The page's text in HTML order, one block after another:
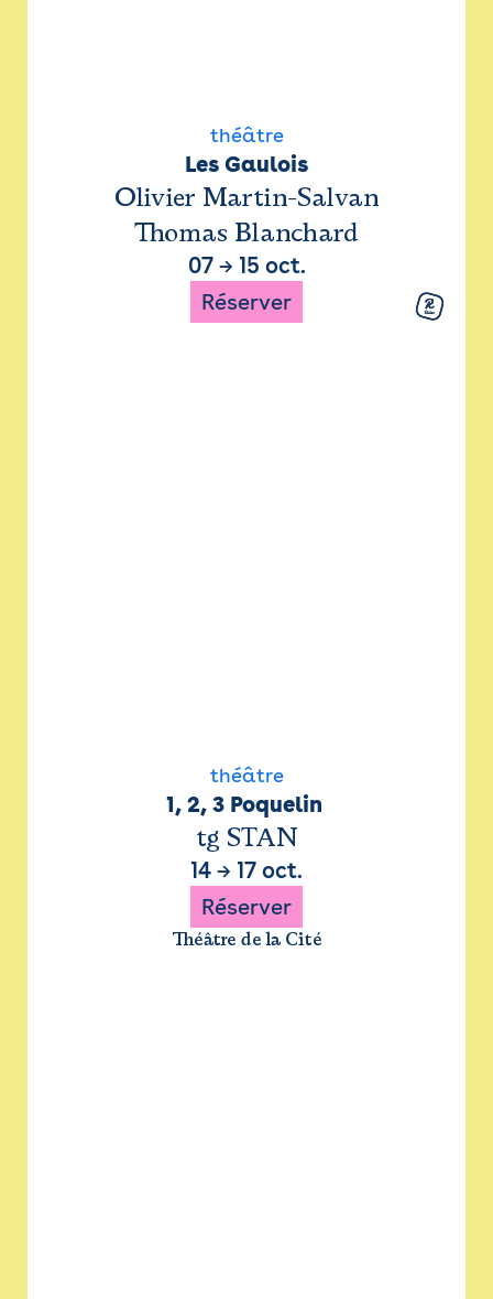
théâtre
Les Gaulois
Olivier Martin-Salvan
Thomas Blanchard
07→ 15 oct.
Réserver
théâtre
1, 2, 3 Poquelin
tg STAN
14 → 17 oct.
Réserver
Théâtre de la Cité